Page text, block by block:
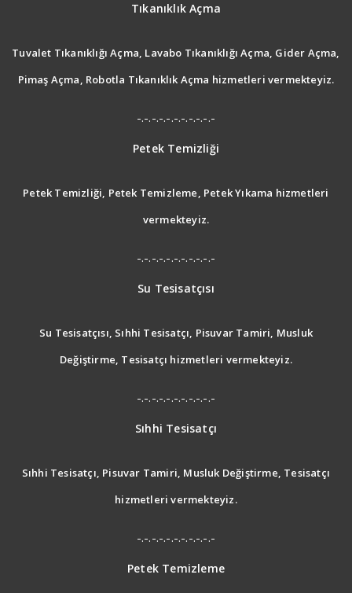
Tıkanıklık Açma
Tuvalet Tıkanıklığı Açma, Lavabo Tıkanıklığı Açma, Gider Açma,
Pimaş Açma, Robotla Tıkanıklık Açma hizmetleri vermekteyiz.
-.-.-.-.-.-.-.-.-.-.-
Petek Temizliği
Petek Temizliği, Petek Temizleme, Petek Yıkama hizmetleri
vermekteyiz.
-.-.-.-.-.-.-.-.-.-.-
Su Tesisatçısı
Su Tesisatçısı, Sıhhi Tesisatçı, Pisuvar Tamiri, Musluk
Değiştirme, Tesisatçı hizmetleri vermekteyiz.
-.-.-.-.-.-.-.-.-.-.-
Sıhhi Tesisatçı
Sıhhi Tesisatçı, Pisuvar Tamiri, Musluk Değiştirme, Tesisatçı
hizmetleri vermekteyiz.
-.-.-.-.-.-.-.-.-.-.-
Petek Temizleme